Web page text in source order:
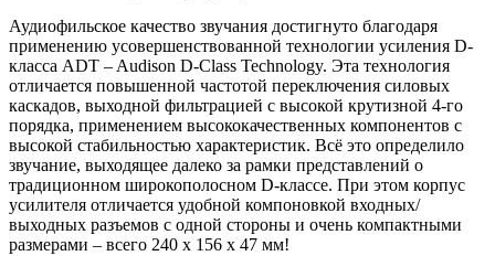
Аудиофильское качество звучания достигнуто благодаря
применению усовершенствованной технологии усиления D-
класса ADT – Audison D-Class Technology. Эта технология
отличается повышенной частотой переключения силовых
каскадов, выходной фильтрацией с высокой крутизной 4-го
порядка, применением высококачественных компонентов с
высокой стабильностью характеристик. Всё это определило
звучание, выходящее далеко за рамки представлений о
традиционном широкополосном D-классе. При этом корпус
усилителя отличается удобной компоновкой входных/
выходных разъемов с одной стороны и очень компактными
размерами – всего 240 х 156 х 47 мм!